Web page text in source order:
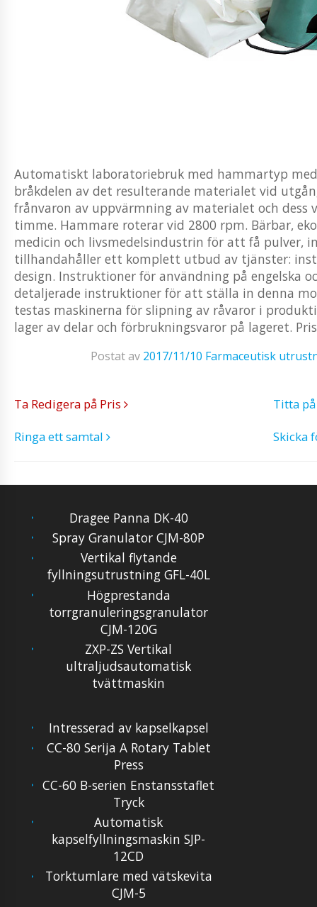
Automatiskt laboratoriebruk med hammartyp
bråkdelen av det resulterande materialet vid
frånvaron av uppvärmning av materialet och
timme. Hammare roterar vid 2800 rpm. Bärbar,
medicin och livsmedelsindustrin för att få pulver,
tillhandahåller ett komplett utbud av tjänster:
design. Instruktioner för användning på engelska
detaljerade instruktioner för att ställa in denna
testas maskinerna för slipning av råvaror i
lager av delar och förbrukningsvaror på lageret.
Postat av 2017/11/10 Farmaceutisk
Ta Redigera på Pris
Titta
Ringa ett samtal
Skicka
Dragee Panna DK-40
Spray Granulator CJM-80P
Vertikal flytande
fyllningsutrustning GFL-40L
Högprestanda
torrgranuleringsgranulator
CJM-120G
ZXP-ZS Vertikal
ultraljudsautomatisk
tvättmaskin
Intresserad av kapselkapsel
CC-80 Serija A Rotary Tablet
Press
CC-60 B-serien Enstansstaflet
Tryck
Automatisk
kapselfyllningsmaskin SJP-
12CD
Torktumlare med vätskevita
CJM-5